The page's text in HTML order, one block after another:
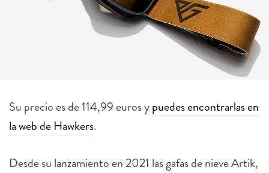
Su precio es de 114,99 euros ypuedes encontrarlas en
la web de Hawkers.
Desde su lanzamiento en 2021 las gafas de nieve Artik,